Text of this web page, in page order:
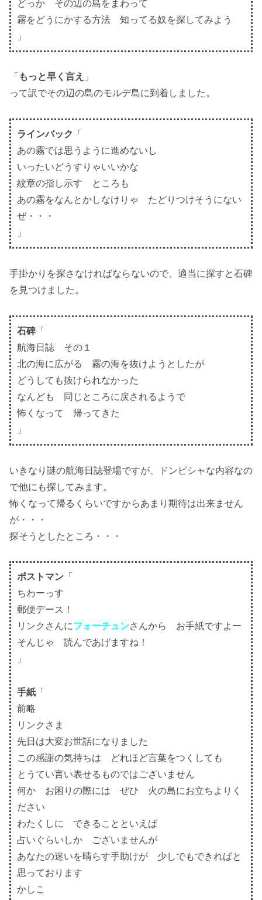
どっか その辺の島をまわって
霧をどうにかする方法 知ってる奴を探してみよう
」
「 もっと早く言え 」
って訳でその辺の島のモルデ島に到着しました。
ラインバック
「
あの霧では思うように進めないし
いったいどうすりゃいいかな
紋章の指し示す ところも
あの霧をなんとかしなけりゃ たどりつけそうにない
ぜ・・・
」
手掛かりを探さなければならないので、適当に探すと石碑
を見つけました。
石碑「
航海日誌 その１
北の海に広がる 霧の海を抜けようとしたが
どうしても抜けられなかった
なんども 同じところに戻されるようで
怖くなって 帰ってきた
」
いきなり謎の航海日誌登場ですが、ドンピシャな内容なの
で他にも探してみます。
怖くなって帰るくらいですからあまり期待は出来ません
が・・・
探そうとしたところ・・・
ポストマン 「
ちわーっす
郵便デース！
リンクさんにフォーチュンさんから お手紙ですよー
そんじゃ 読んであげますね！
」
手紙 「
前略
リンクさま
先日は大変お世話になりました
この感謝の気持ちは どれほど言葉をつくしても
とうてい言い表せるものではございません
何か お困りの際には ぜひ 火の島にお立ちよりく
ださい
わたくしに できることといえば
占いぐらいしか ございませんが
あなたの迷いを晴らす手助けが 少しでもできればと
思っております
かしこ